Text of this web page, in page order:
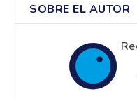
SOBRE EL AUTOR